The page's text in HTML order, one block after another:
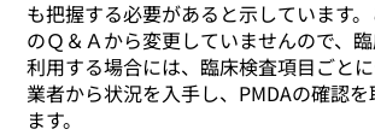
も把握する必要があると示しています
のＱ＆Ａから変更していませんので、
利用する場合には、臨床検査項目ごと
業者から状況を入手し、PMDAの確認
ます。